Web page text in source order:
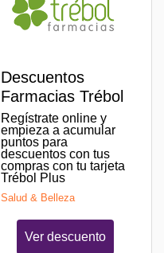
Descuentos
Farmacias Trébol
Regístrate online y
empieza a acumular
puntos para
descuentos con tus
compras con tu tarjeta
Trébol Plus
Salud & Belleza
Ver descuento